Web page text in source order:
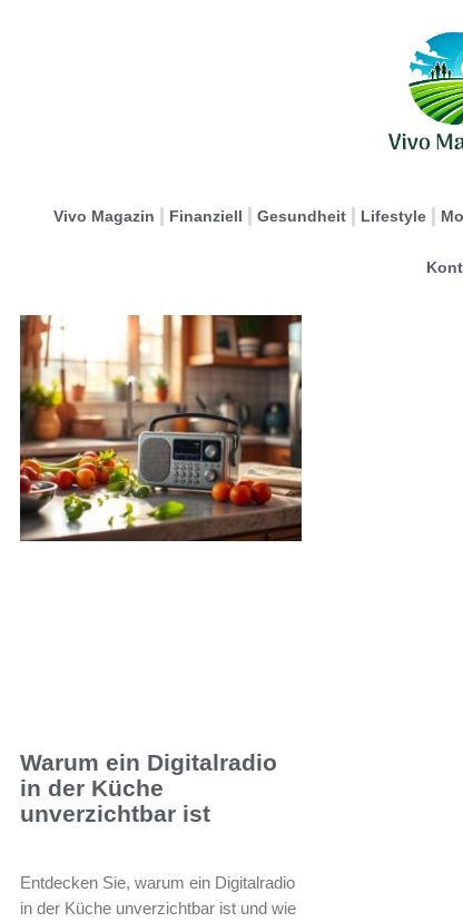
Vivo Magazin Finanziell Gesundheit Lifestyle
Warum ein Digitalradio
in der Küche
unverzichtbar ist
Entdecken Sie, warum ein Digitalradio
in der Küche unverzichtbar ist und wie